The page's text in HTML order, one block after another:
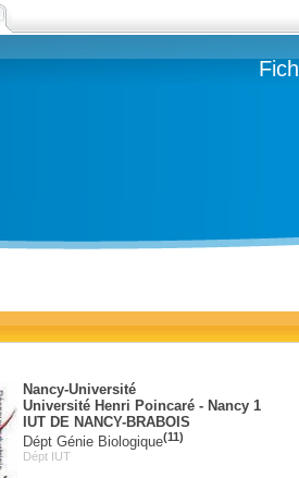
Nancy-Université
Université Henri Poincaré - Nancy 1
IUT DE NANCY-BRABOIS
Dépt Génie Biologique(11)
Dépt IUT